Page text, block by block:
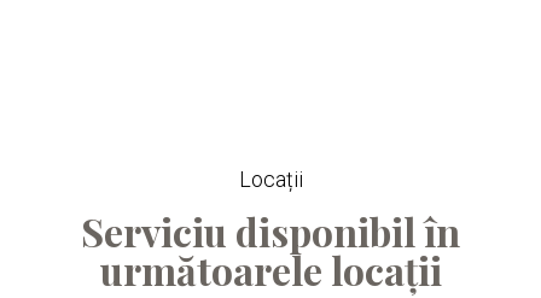
Locații
Serviciu disponibil în
următoarele locații